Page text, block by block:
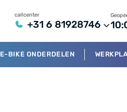
callcenter
+31 6 81928746
E-BIKE ONDERDELEN